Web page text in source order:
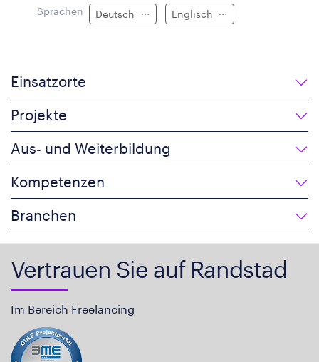
Sprachen Deutsch Englisch
Einsatzorte
Projekte
Aus- und Weiterbildung
Kompetenzen
Branchen
Vertrauen Sie auf Randstad
Im Bereich Freelancing